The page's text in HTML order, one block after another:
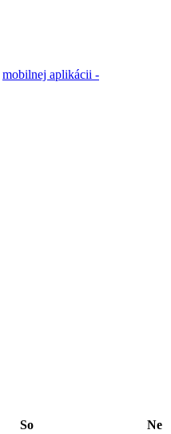
mobilnej aplikácii -
So
Ne